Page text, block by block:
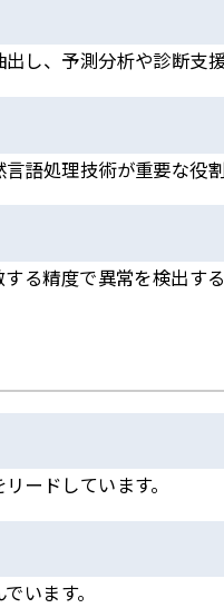
し、予測分析や診断支
語処理技術が重要な役
る精度で異常を検出す
ードしています。
います。